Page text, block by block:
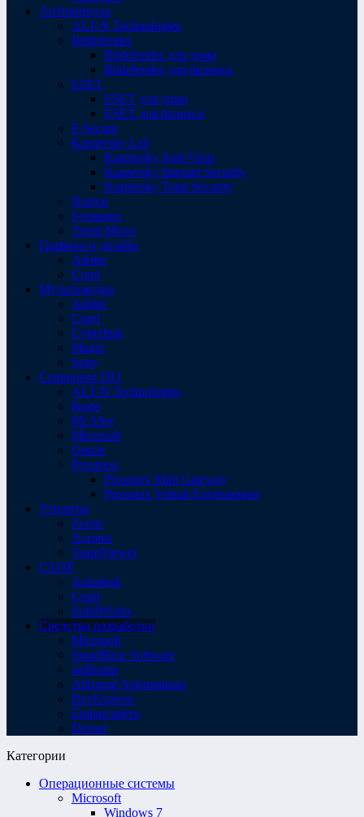
Антивирусы
ALT-N Technologies
Bitdefender
Bitdefender для дома
Bitdefender для бизнеса
ESET
ESET для дома
ESET для бизнеса
F-Secure
Kaspersky Lab
Kaspersky Anti-Virus
Kaspersky Internet Security
Kaspersky Total Security
Norton
Symantec
Trend Micro
Графика и дизайн
Adobe
Corel
Мультимедиа
Adobe
Corel
Cyberlink
Magix
Sony
Серверное ПО
ALT-N Technologies
Kerio
McAfee
Microsoft
Oracle
Proxmox
Proxmox Mail Gateway
Proxmox Virtual Environment
Утилиты
Zoom
Acronis
TeamViewer
САПР
Autodesk
Corel
SolidWorks
Средства разработки
Microsoft
SmartBear Software
JetBrains
Allround Automations
DevExpress
Embarcadero
Devart
Категории
Операционные системы
Microsoft
Windows 7